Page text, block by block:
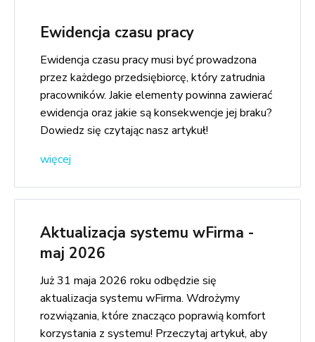
Ewidencja czasu pracy
Ewidencja czasu pracy musi być prowadzona
przez każdego przedsiębiorcę, który zatrudnia
pracowników. Jakie elementy powinna zawierać
ewidencja oraz jakie są konsekwencje jej braku?
Dowiedz się czytając nasz artykuł!
więcej
Aktualizacja systemu wFirma -
maj 2026
Już 31 maja 2026 roku odbędzie się
aktualizacja systemu wFirma. Wdrożymy
rozwiązania, które znacząco poprawią komfort
korzystania z systemu! Przeczytaj artykuł, aby